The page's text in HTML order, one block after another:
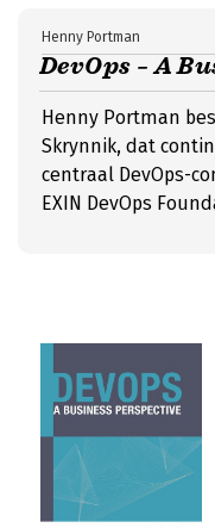
DevOps – A
Henny Portman
Henny Portman
Skrynnik, dat
centraal DevOps-
EXIN DevOps